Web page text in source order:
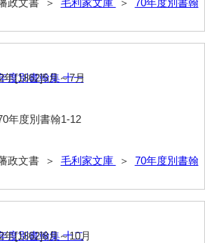
料
政文書 ＞ 毛利家文庫 ＞ 70年度別書翰
度別書翰集 十一
年度別書翰1-12
政文書 ＞ 毛利家文庫 ＞ 70年度別書翰
年[1862]5月～7月
度別書翰集 十二
年[1862]8月～10月